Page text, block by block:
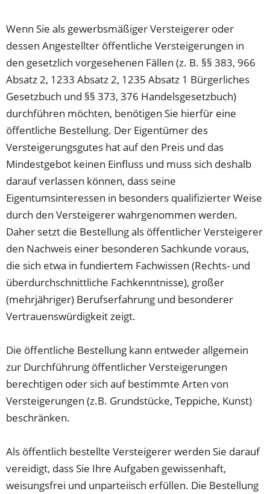
Wenn Sie als gewerbsmäßiger Versteigerer oder
dessen Angestellter öffentliche Versteigerungen in
den gesetzlich vorgesehenen Fällen (z. B. §§ 383, 966
Absatz 2, 1233 Absatz 2, 1235 Absatz 1 Bürgerliches
Gesetzbuch und §§ 373, 376 Handelsgesetzbuch)
durchführen möchten, benötigen Sie hierfür eine
öffentliche Bestellung. Der Eigentümer des
Versteigerungsgutes hat auf den Preis und das
Mindestgebot keinen Einfluss und muss sich deshalb
darauf verlassen können, dass seine
Eigentumsinteressen in besonders qualifizierter Weise
durch den Versteigerer wahrgenommen werden.
Daher setzt die Bestellung als öffentlicher Versteigerer
den Nachweis einer besonderen Sachkunde voraus,
die sich etwa in fundiertem Fachwissen (Rechts- und
überdurchschnittliche Fachkenntnisse), großer
(mehrjähriger) Berufserfahrung und besonderer
Vertrauenswürdigkeit zeigt.
Die öffentliche Bestellung kann entweder allgemein
zur Durchführung öffentlicher Versteigerungen
berechtigen oder sich auf bestimmte Arten von
Versteigerungen (z.B. Grundstücke, Teppiche, Kunst)
beschränken.
Als öffentlich bestellte Versteigerer werden Sie darauf
vereidigt, dass Sie Ihre Aufgaben gewissenhaft,
weisungsfrei und unparteiisch erfüllen. Die Bestellung